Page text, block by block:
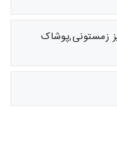
زمستونی,پوشاک